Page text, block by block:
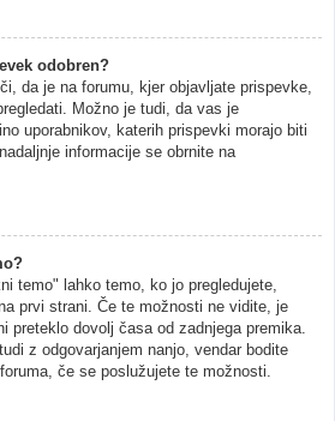
odobren?
da je na forumu, kjer objavljate prispevke,
Možno je tudi, da vas je
uporabnikov, katerih prispevki morajo biti
informacije se obrnite na
temo" lahko temo, ko jo pregledujete,
prvi strani. Če te možnosti ne vidite, je
preteklo dovolj časa od zadnjega premika.
z odgovarjanjem nanjo, vendar bodite
če se poslužujete te možnosti.